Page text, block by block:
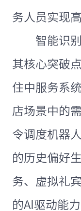
务人员实现
智能识
其核心突破
住中服务系
店场景中的
令调度机器
的历史偏好
务、虚拟礼
的AI驱动能